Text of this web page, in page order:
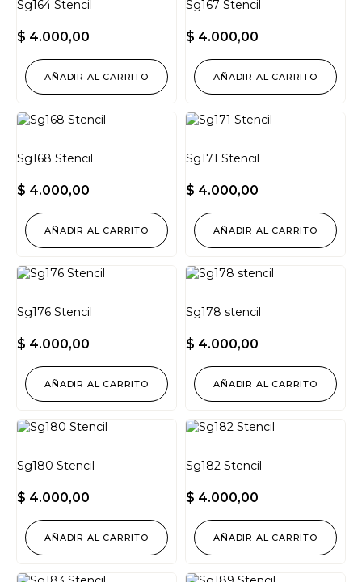
Sg164 Stencil
$ 4.000,00
AÑADIR AL CARRITO
Sg167 Stencil
$ 4.000,00
AÑADIR AL CARRITO
Sg168 Stencil
$ 4.000,00
AÑADIR AL CARRITO
Sg171 Stencil
$ 4.000,00
AÑADIR AL CARRITO
Sg176 Stencil
$ 4.000,00
AÑADIR AL CARRITO
Sg178 stencil
$ 4.000,00
AÑADIR AL CARRITO
Sg180 Stencil
$ 4.000,00
AÑADIR AL CARRITO
Sg182 Stencil
$ 4.000,00
AÑADIR AL CARRITO